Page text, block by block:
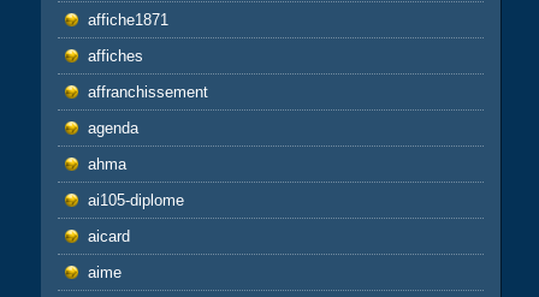
affiche1871
affiches
affranchissement
agenda
ahma
ai105-diplome
aicard
aime